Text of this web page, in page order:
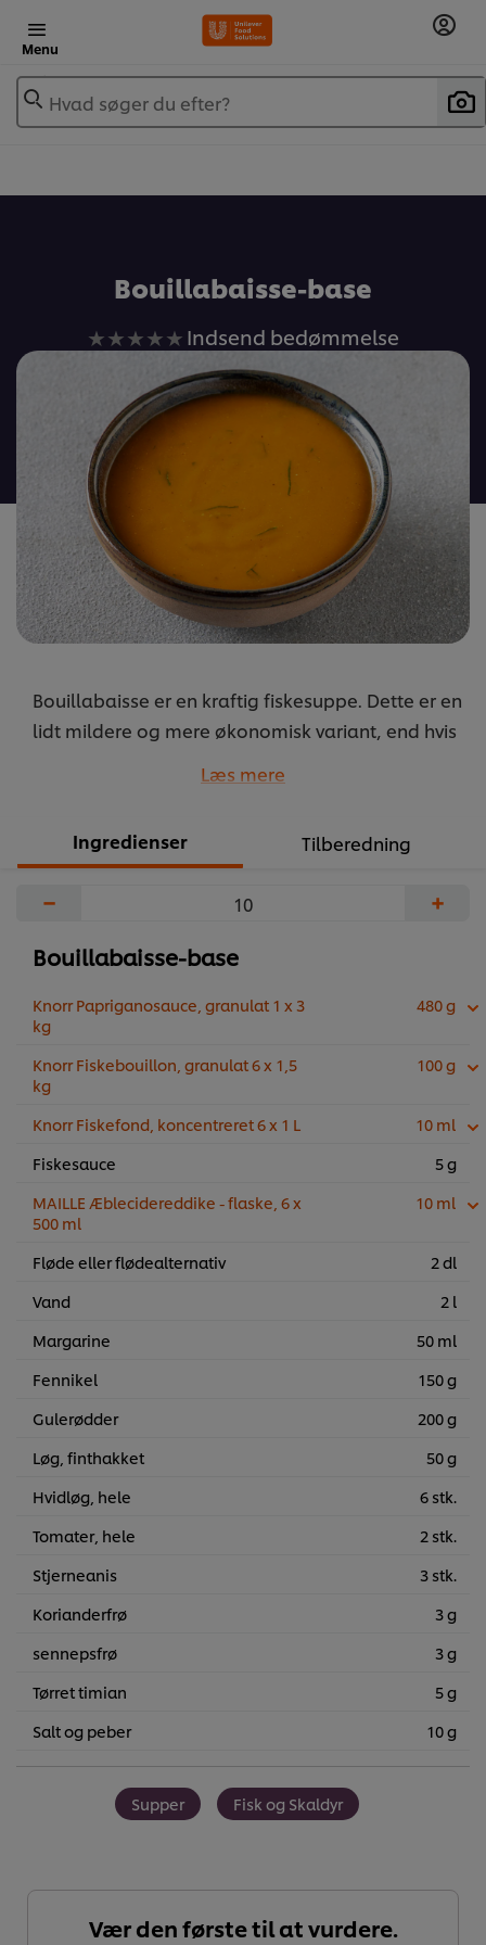
Menu
Hvad søger du efter?
Bouillabaisse-base
Ingen
bedømmelser
indsendt
recipe
Indsend bedømmelse
Bouillabaisse er en kraftig fiskesuppe. Dette er en
lidt mildere og mere økonomisk variant, end hvis
nogle få greb, får du alle de gode smage frem.
Læs mere
Ingredienser Tilberedning
− +
Bouillabaisse-base
Knorr Papriganosauce, granulat 1 x 3
kg
480 g
Knorr Fiskebouillon, granulat 6 x 1,5
kg
100 g
Knorr Fiskefond, koncentreret 6 x 1 L
10 ml
Fiskesauce
5 g
MAILLE Æblecidereddike - flaske, 6 x
500 ml
10 ml
Fløde eller flødealternativ
2 dl
Vand
2 l
Margarine
50 ml
Fennikel
150 g
Gulerødder
200 g
Løg, finthakket
50 g
Hvidløg, hele
6 stk.
Tomater, hele
2 stk.
Stjerneanis
3 stk.
Korianderfrø
3 g
sennepsfrø
3 g
Tørret timian
5 g
Salt og peber
10 g
Supper Fisk og Skaldyr
Vær den første til at vurdere.